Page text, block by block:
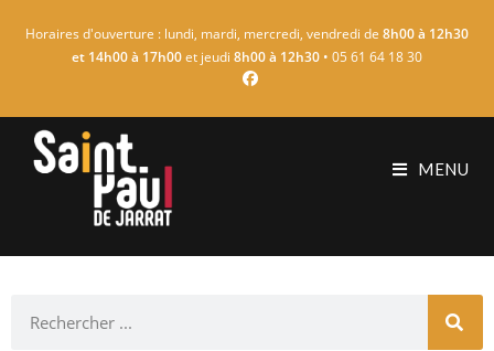
Horaires d'ouverture : lundi, mardi, mercredi, vendredi de 8h00 à 12h30
et 14h00 à 17h00et jeudi 8h00 à 12h30 • 05 61 64 18 30
MENU